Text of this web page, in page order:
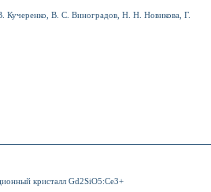
В. С. Виноградов, Н. Н. Новикова, Г.
кристалл Gd2SiO5:Ce3+